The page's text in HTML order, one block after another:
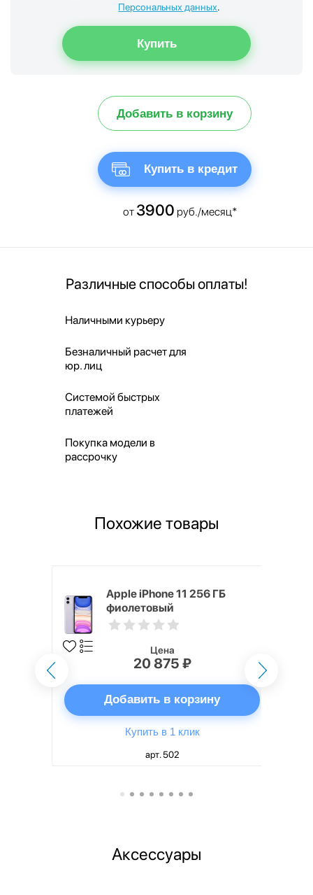
Персональных данных.
Добавить в корзину
Купить в кредит
от 3900 руб./месяц*
Различные способы оплаты!
Наличными курьеру
Безналичный расчет для
юр. лиц
Системой быстрых
платежей
Покупка модели в
рассрочку
Похожие товары
Apple iPhone 11 256 ГБ
фиолетовый
Цена
20 875 ₽
Добавить в корзину
Купить в 1 клик
арт. 502
Аксессуары